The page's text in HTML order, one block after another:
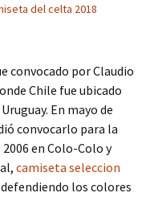
del celta 2018
convocado por Claudio
Chile fue ubicado
En mayo de
convocarlo para la
en Colo-Colo y
camiseta seleccion
los colores